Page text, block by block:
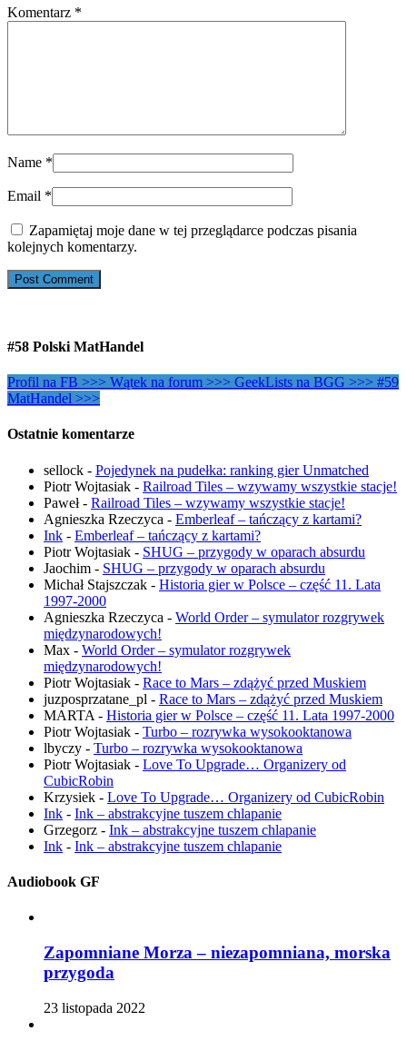
Komentarz *
Name *
Email *
Zapamiętaj moje dane w tej przeglądarce podczas pisania
kolejnych komentarzy.
#58 Polski MatHandel
Profil na FB >>> Wątek na forum >>> GeekLists na BGG >>> #59
MatHandel >>>
Ostatnie komentarze
sellock - Pojedynek na pudełka: ranking gier Unmatched
Piotr Wojtasiak - Railroad Tiles – wzywamy wszystkie stacje!
Paweł- Railroad Tiles – wzywamy wszystkie stacje!
Agnieszka Rzeczyca - Emberleaf – tańczący z kartami?
Ink - Emberleaf – tańczący z kartami?
Piotr Wojtasiak - SHUG – przygody w oparach absurdu
Jaochim - SHUG – przygody w oparach absurdu
Michał Stajszczak - Historia gier w Polsce – część 11. Lata
1997-2000
Agnieszka Rzeczyca - World Order – symulator rozgrywek
międzynarodowych!
Max - World Order – symulator rozgrywek
międzynarodowych!
Piotr Wojtasiak - Race to Mars – zdążyć przed Muskiem
juzposprzatane_pl - Race to Mars – zdążyć przed Muskiem
MARTA - Historia gier w Polsce – część 11. Lata 1997-2000
Piotr Wojtasiak - Turbo – rozrywka wysokooktanowa
lbyczy - Turbo – rozrywka wysokooktanowa
Piotr Wojtasiak - Love To Upgrade… Organizery od
CubicRobin
Krzysiek - Love To Upgrade… Organizery od CubicRobin
Ink - Ink – abstrakcyjne tuszem chlapanie
Grzegorz - Ink – abstrakcyjne tuszem chlapanie
Ink - Ink – abstrakcyjne tuszem chlapanie
Audiobook GF
Zapomniane Morza – niezapomniana, morska
przygoda
23 listopada 2022